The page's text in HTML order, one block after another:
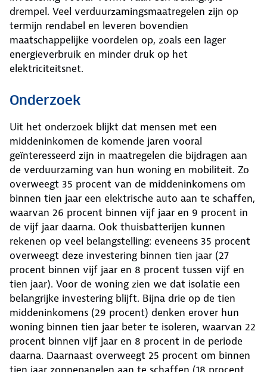
drempel. Veel verduurzamingsmaatregelen zijn op
termijn rendabel en leveren bovendien
maatschappelijke voordelen op, zoals een lager
energieverbruik en minder druk op het
elektriciteitsnet.
Onderzoek
Uit het onderzoek blijkt dat mensen met een
middeninkomen de komende jaren vooral
geïnteresseerd zijn in maatregelen die bijdragen aan
de verduurzaming van hun woning en mobiliteit. Zo
overweegt 35 procent van de middeninkomens om
binnen tien jaar een elektrische auto aan te schaffen,
waarvan 26 procent binnen vijf jaar en 9 procent in
de vijf jaar daarna. Ook thuisbatterijen kunnen
rekenen op veel belangstelling: eveneens 35 procent
overweegt deze investering binnen tien jaar (27
procent binnen vijf jaar en 8 procent tussen vijf en
tien jaar). Voor de woning zien we dat isolatie een
belangrijke investering blijft. Bijna drie op de tien
middeninkomens (29 procent) denken erover hun
woning binnen tien jaar beter te isoleren, waarvan 22
procent binnen vijf jaar en 8 procent in de periode
daarna. Daarnaast overweegt 25 procent om binnen
tien jaar zonnepanelen aan te schaffen (18 procent